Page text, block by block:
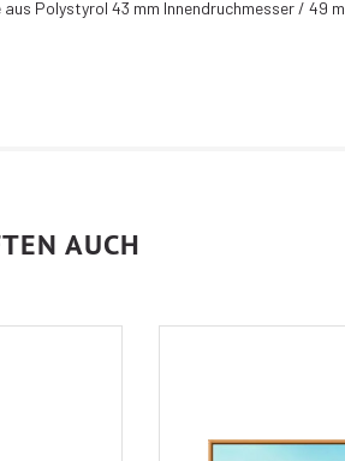
aus Polystyrol 43 mm Innendruchmesser / 49
AUCH